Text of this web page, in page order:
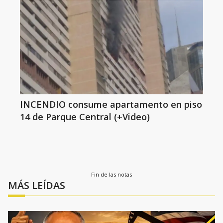
INCENDIO consume apartamento en piso
14 de Parque Central (+Video)
Fin de las notas
MÁS LEÍDAS